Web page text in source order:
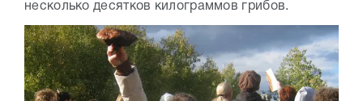
несколько десятков килограммов грибов.